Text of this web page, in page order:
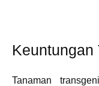
Keuntungan
Tanaman